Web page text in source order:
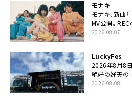
モナキ
モナキ、新曲
MV公開。
伊藤一朗参加も
2026.08.07
LuckyFes
2026年8月8日
絶好の好天の
2026.08.08